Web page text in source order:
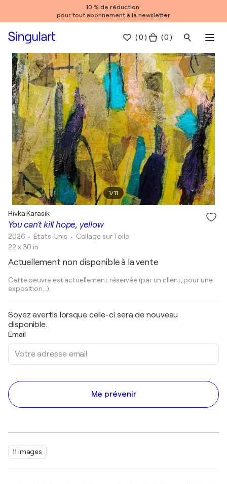
10 % de réduction
pour tout abonnement à la newsletter
(0 ) ( 0 )
1/11
11 images
You can't kill hope, yellow
Rivka Karasik
2026 • États-Unis • Collage sur Toile
22 x 30 in
Actuellement non disponible à la vente
Cette oeuvre est actuellement réservée (par un client, pour une
exposition...).
Soyez avertis lorsque celle-ci sera de nouveau
disponible.
Email
Me prévenir